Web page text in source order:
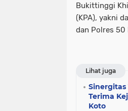
Bukittinggi
(KPA), yakni
dan Polres 50
Lihat juga
Terima
Koto